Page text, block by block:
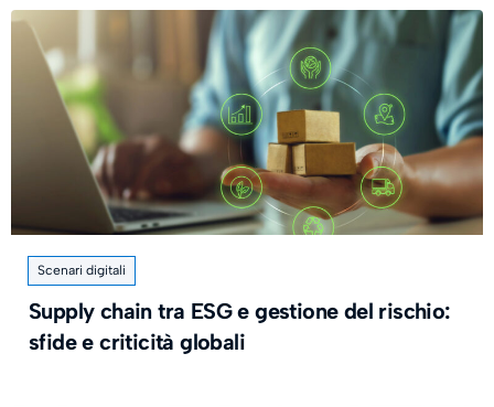
Scenari digitali
Supply chain tra ESG e gestione del rischio:
sfide e criticità globali